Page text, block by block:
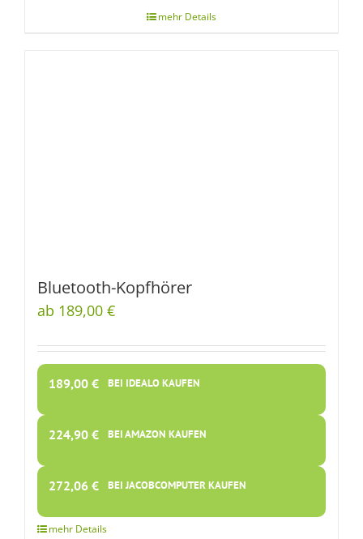
Bluetooth-Kopfhörer
ab 189,00 €
189,00 € BEI IDEALO KAUFEN
224,90 € BEI AMAZON KAUFEN
272,06 € BEI JACOBCOMPUTER KAUFEN